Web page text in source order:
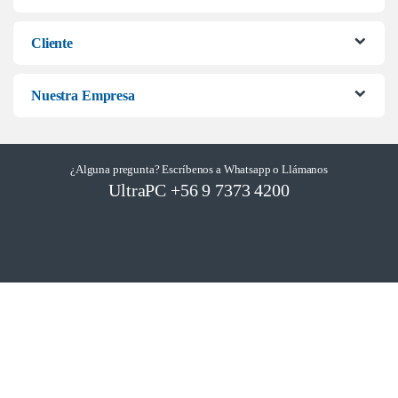
Cliente
Nuestra Empresa
¿Alguna pregunta? Escríbenos a Whatsapp o Llámanos
UltraPC +56 9 7373 4200